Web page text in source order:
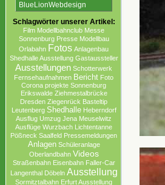
BlueLionWebdesign
Schlagwörter unserer Artikel:
Film Modellbahnclub Messe
Sonnenburg Presse Modellbau
Orlabahn Fotos Anlagenbau
Shedhalle Ausstellung Gastaussteller
Ausstellungen Schotterwerk
Fernsehaufnahmen Bericht Foto
Corona projekte Sonnenburg
Erikswalde Ziehmestalbrücke
Dresden Ziegenrück Basteltip
Leutenberg Shedhalle Heberndorf
Ausflug Umzug Jena Meuselwitz
Ausflüge Wurzbach Lichtentanne
Pößneck Saalfeld Pressemeldungen
Anlagen Schüleranlage
Oberlandbahn Videos
Straßenbahn Eisenbahn Faller-Car
Langenthal Döbeln Ausstellung
Sormitztalbahn Erfurt Ausstellung